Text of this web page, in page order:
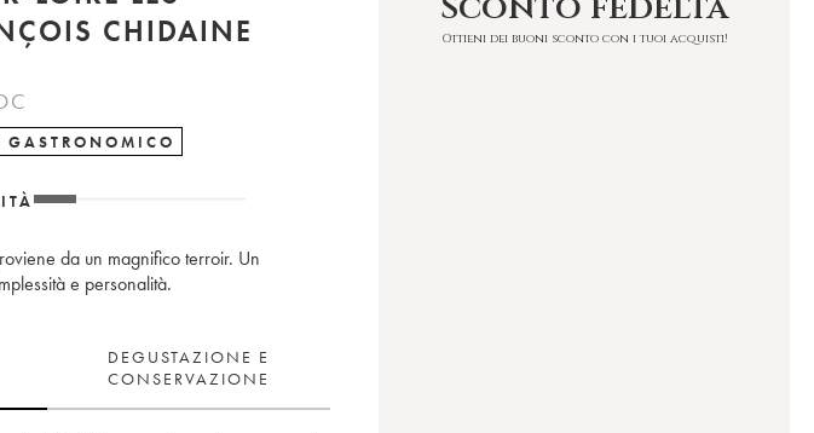
CHIDAINE
da un magnifico terroir. Un
e personalità.
DEGUSTAZIONE E
CONSERVAZIONE
Ottieni dei buoni sconto con i tuoi acquisti!